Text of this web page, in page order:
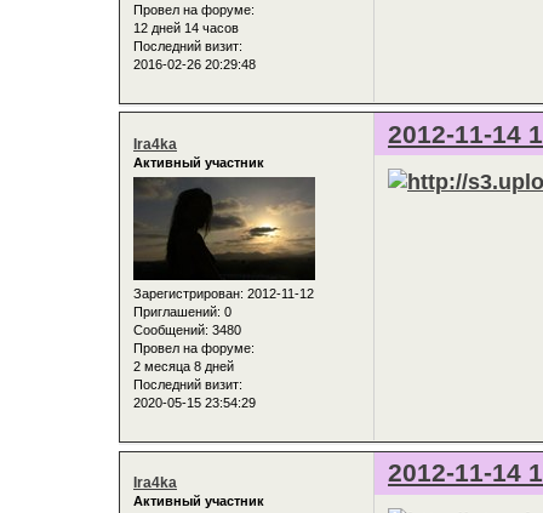
Провел на форуме:
12 дней 14 часов
Последний визит:
2016-02-26 20:29:48
2012-11-14
Ira4ka
Активный участник
Зарегистрирован: 2012-11-12
Приглашений: 0
Сообщений: 3480
Провел на форуме:
2 месяца 8 дней
Последний визит:
2020-05-15 23:54:29
2012-11-14
Ira4ka
Активный участник